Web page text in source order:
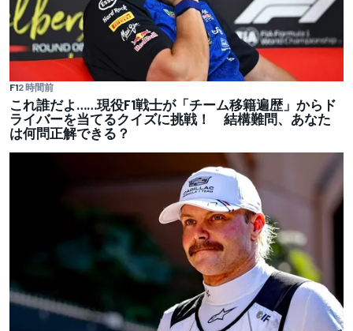
F12 時間前
これ誰だよ……現役F1戦士が「チーム移籍遍歴」からド
ライバーを当てるクイズに挑戦！ 結構難問、あなた
は何問正解できる？